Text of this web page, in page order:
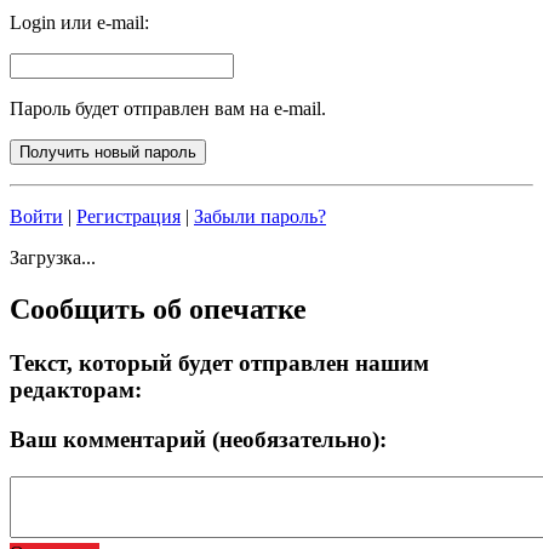
Login или e-mail:
Пароль будет отправлен вам на e-mail.
Войти | Регистрация | Забыли пароль?
Загрузка...
Сообщить об опечатке
Текст, который будет отправлен нашим
редакторам:
Ваш комментарий (необязательно):